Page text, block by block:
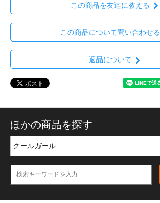
この商品を友達に教える
この商品について問い合わせる
返品について
ほかの商品を探す